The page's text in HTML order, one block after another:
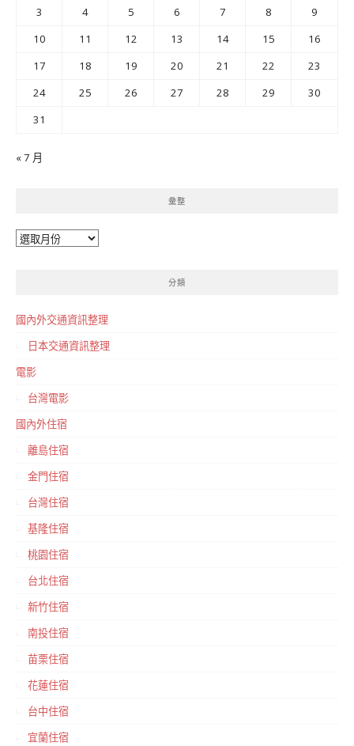
3
4 5 6 7 8
9
10
11 12 13 14 15
16
17
18 19 20 21 22
23
24
25 26 27 28 29
30
31
« 7 月
彙整
彙
分類
國內外交通資訊整理
日本交通資訊整理
電影
台灣電影
國內外住宿
離島住宿
金門住宿
台灣住宿
基隆住宿
桃園住宿
台北住宿
新竹住宿
南投住宿
苗栗住宿
花蓮住宿
台中住宿
宜蘭住宿